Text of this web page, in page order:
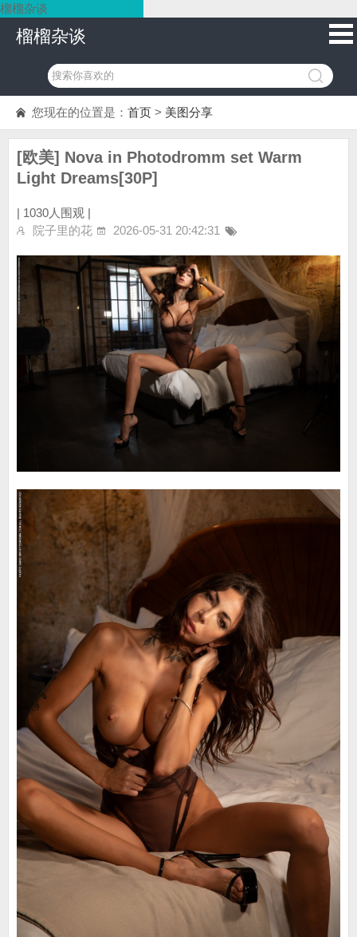
榴榴杂谈
榴榴杂谈
您现在的位置是： 首页 > 美图分享
[欧美] Nova in Photodromm set Warm
Light Dreams[30P]
| 1030人围观 |
院子里的花
2026-05-31 20:42:31